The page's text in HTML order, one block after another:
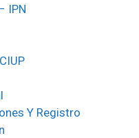
IPN
Y Registro